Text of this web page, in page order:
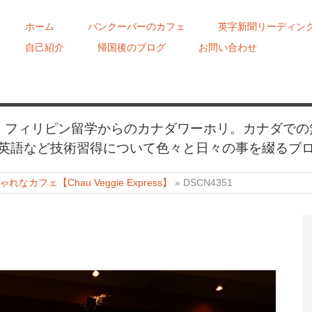
ホーム バンクーバーのカフェ
英字新聞リーディン
自己紹介
帰国後のブログ お問い合わせ
ィリピン留学からのカナダワーホリ。カナダで
語など技術習得について色々と日々の事を綴るブ
れなカフェ【Chau Veggie Express】 » DSCN4351